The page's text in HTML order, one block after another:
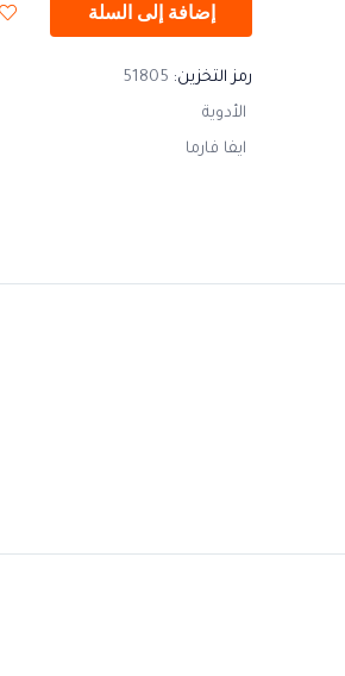
إضافة إلى السلة
رمز التخزين: 51805
الأدوية
ايفا فارما